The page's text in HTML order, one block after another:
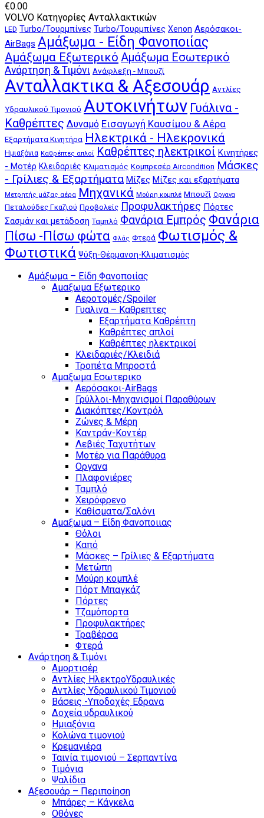
€0.00
VOLVO Κατηγορίες Ανταλλακτικών
LED Turbo/Τουρμπίνες Turbo/Τουρμπίνες Xenon Αερόσακοι-
AirBags Αμάξωμα - Είδη Φανοποιίας
Αμάξωμα Εξωτερικό Αμάξωμα Εσωτερικό
Ανάρτηση & Τιμόνι Ανάφλεξη - Μπουζί
Ανταλλακτικα & Αξεσουάρ Αντλίες
Υδραυλικού Τιμονιού Αυτοκινήτων Γυάλινα -
Καθρέπτες Δυναμό Εισαγωγή Καυσίμου & Αέρα
Εξαρτήματα Κινητήρα Ηλεκτρικά - Ηλεκρονικά
Ημιαξόνια Καθρέπτες απλοί Καθρέπτες ηλεκτρικοί Κινητήρες
- Μοτέρ Κλειδαριές Κλιματισμός Κομπρεσέρ Aircondition Μάσκες
- Γρίλιες & Εξαρτήματα Μίζες Μίζες και εξαρτήματα
Μετρητής μάζας αέρα Μηχανικά Μούρη κομπλέ Μπουζί Οργανα
Πεταλούδες Γκαζιού Προβολείς Προφυλακτήρες Πόρτες
Σασμάν και μετάδοση Ταμπλό Φανάρια Εμπρός Φανάρια
Πίσω -Πίσω φώτα Φλάς Φτερά Φωτισμός &
Φωτιστικά Ψύξη-Θέρμανση-Κλιματισμός
Αμάξωμα – Είδη Φανοποιίας
Αμαξωμα Εξωτερικο
Αεροτομές/Spoiler
Γυαλινα – Καθρεπτες
Εξαρτήματα Καθρέπτη
Καθρέπτες απλοί
Καθρέπτες ηλεκτρικοί
Κλειδαριές/Κλειδιά
Τροπέτα Μπροστά
Αμαξωμα Εσωτερικο
Αερόσακοι-AirBags
Γρύλλοι-Μηχανισμοί Παραθύρων
Διακόπτες/Κοντρόλ
Ζώνες & Μέρη
Καντράν-Κοντέρ
Λεβιές Ταχυτήτων
Μοτέρ για Παράθυρα
Οργανα
Πλαφονιέρες
Ταμπλό
Χειρόφρενο
Καθίσματα/Σαλόνι
Αμαξωμα – Είδη Φανοποιιας
Θόλοι
Καπό
Μάσκες – Γρίλιες & Εξαρτήματα
Μετώπη
Μούρη κομπλέ
Πόρτ Μπαγκάζ
Πόρτες
Τζαμόπορτα
Προφυλακτήρες
Τραβέρσα
Φτερά
Ανάρτηση & Τιμόνι
Αμορτισέρ
Αντλίες ΗλεκτροΥδραυλικές
Αντλίες Υδραυλικού Τιμονιού
Βάσεις -Υποδοχές Εδρανα
Δοχεία υδραυλικού
Ημιαξόνια
Κολώνα τιμονιού
Κρεμαγιέρα
Ταινία τιμονιού – Σερπαντίνα
Τιμόνια
Ψαλίδια
Αξεσουάρ – Περιποίηση
Μπάρες – Κάγκελα
Οθόνες